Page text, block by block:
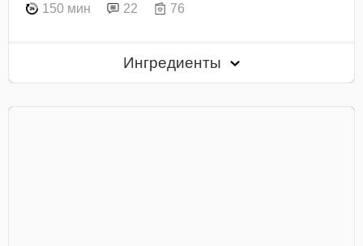
150 мин 22 76
Ингредиенты